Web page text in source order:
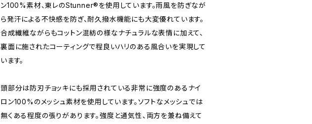
ン100%素材、東レのStunner®を使用しています。雨風を防ぎなが
ら発汗による不快感を防ぎ、耐久撥水機能にも大変優れています。
合成繊維ながらもコットン混紡の様なナチュラルな表情に加えて、
裏面に施されたコーティングで程良いハリのある風合いを実現して
います。
頭部分は防刃チョッキにも採用されている非常に強度のあるナイ
ロン100%のメッシュ素材を使用しています。ソフトなメッシュでは
無くある程度の張りがあります。強度と通気性、両方を兼ね備えて